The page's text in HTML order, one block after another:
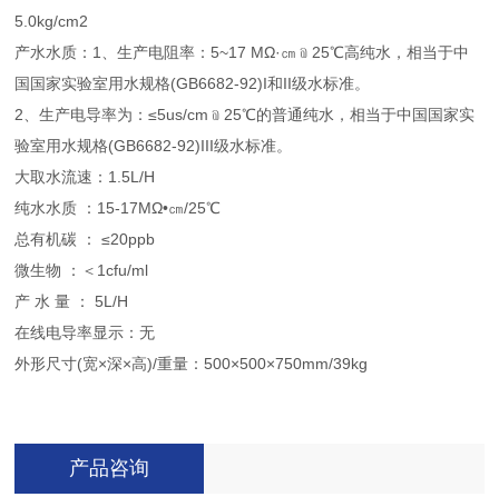
5.0kg/cm2
产水水质：1、生产电阻率：5~17 MΩ·㎝﹫25℃高纯水，相当于中
国国家实验室用水规格(GB6682-92)I和II级水标准。
2、生产电导率为：≤5us/cm﹫25℃的普通纯水，相当于中国国家实
验室用水规格(GB6682-92)III级水标准。
大取水流速：1.5L/H
纯水水质 ：15-17MΩ•㎝/25℃
总有机碳 ： ≤20ppb
微生物 ：＜1cfu/ml
产 水 量 ： 5L/H
在线电导率显示：无
外形尺寸(宽×深×高)/重量：500×500×750mm/39kg
产品咨询